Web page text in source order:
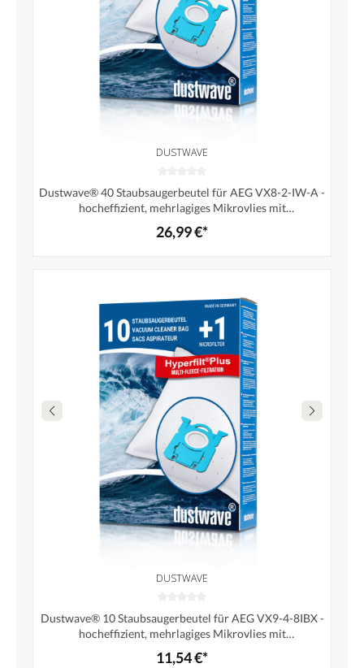
DUSTWAVE
Dustwave® 40 Staubsaugerbeutel für AEG VX8-2-IW-A -
hocheffizient, mehrlagiges Mikrovlies mit
Hygieneverschluss - Made in Germany
26,99 €*
DUSTWAVE
Dustwave® 10 Staubsaugerbeutel für AEG VX9-4-8IBX -
hocheffizient, mehrlagiges Mikrovlies mit
Hygieneverschluss - Made in Germany
11,54 €*